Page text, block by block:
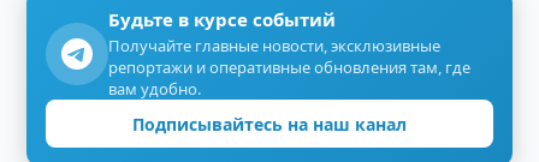
Будьте в курсе событий
Получайте главные новости, эксклюзивные
репортажи и оперативные обновления там, где
вам удобно.
Подписывайтесь на наш канал